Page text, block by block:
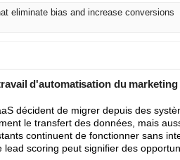
eliminate bias and increase conversions
d'automatisation du
décident de migrer depuis des
le transfert des données, mais
continuent de fonctionner sans
scoring peut signifier des